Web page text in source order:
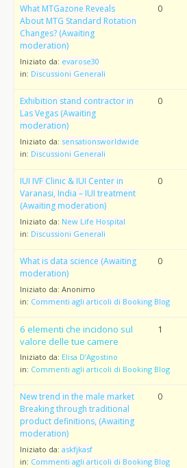
What MTGazone Reveals
About MTG Standard Rotation
Changes? (Awaiting
moderation)
Iniziato da: evarose30
in: Discussioni Generali
0
Exhibition stand contractor in
Las Vegas (Awaiting
moderation)
Iniziato da: sensationsworldwide
in: Discussioni Generali
0
IUI IVF Clinic & IUI Center in
Varanasi, India – IUI treatment
(Awaiting moderation)
Iniziato da: New Life Hospital
in: Discussioni Generali
0
What is data science (Awaiting
moderation)
Iniziato da: Anonimo
in: Commenti agli articoli di Booking Blog
0
6 elementi che incidono sul
valore delle tue camere
Iniziato da: Elisa D’Agostino
in: Commenti agli articoli di Booking Blog
1
New trend in the male market
Breaking through traditional
product definitions, (Awaiting
moderation)
Iniziato da: askfjkasf
in: Commenti agli articoli di Booking Blog
0